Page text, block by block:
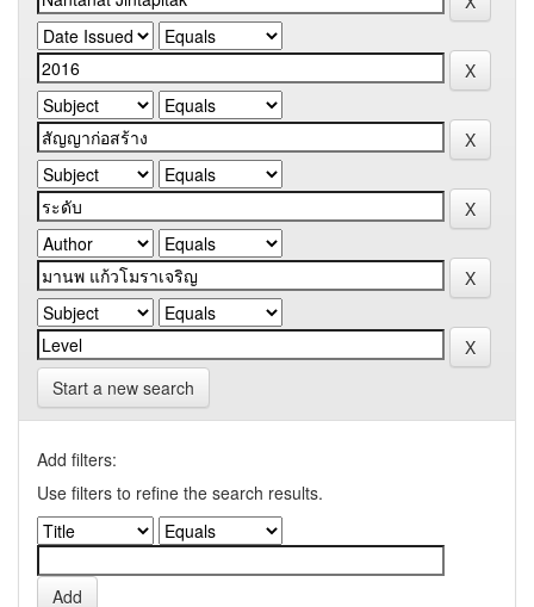
Start a new search
Add filters:
Use filters to refine the search results.